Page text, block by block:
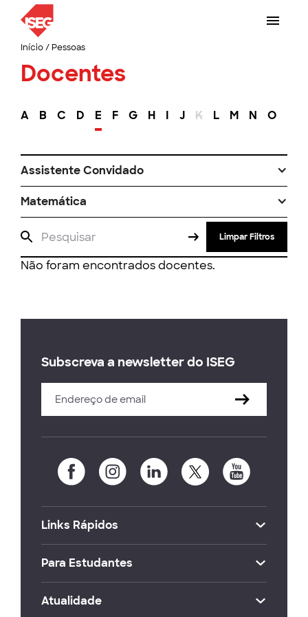
Início/ Pessoas
Docentes
A B C D E F G H I J K L M N O
Assistente Convidado
Matemática
Limpar Filtros
Não foram encontrados docentes.
Subscreva a newsletter do ISEG
Links Rápidos
Para Estudantes
Atualidade